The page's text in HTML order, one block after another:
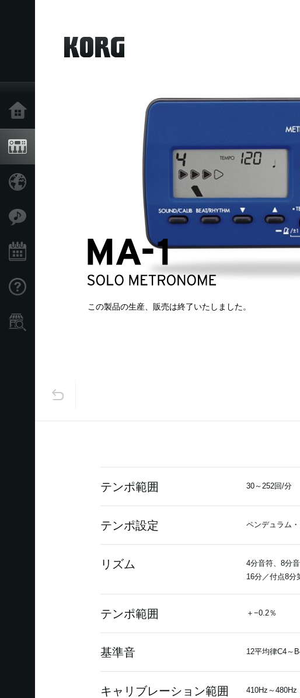
この製品の生産、販売は終了いたしました。
テンポ範囲 30～252回/分
テンポ設定 ペンデュラム
リズム
4分音符、8分
16分／付点8分
テンポ範囲 ＋−0.2％
基準音 12平均律C4～
キャリブレーション範囲 410Hz～480Hz